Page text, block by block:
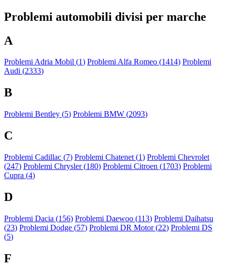
Problemi automobili divisi per marche
A
Problemi Adria Mobil (1) Problemi Alfa Romeo (1414) Problemi
Audi (2333)
B
Problemi Bentley (5) Problemi BMW (2093)
C
Problemi Cadillac (7) Problemi Chatenet (1) Problemi Chevrolet
(247) Problemi Chrysler (180) Problemi Citroen (1703) Problemi
Cupra (4)
D
Problemi Dacia (156) Problemi Daewoo (113) Problemi Daihatsu
(23) Problemi Dodge (57) Problemi DR Motor (22) Problemi DS
(5)
F